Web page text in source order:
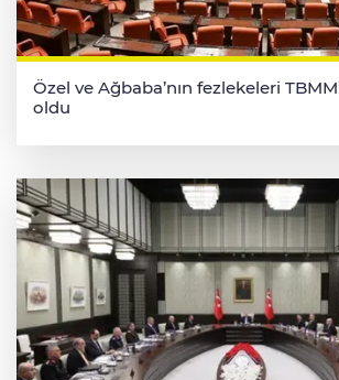
Özel ve Ağbaba’nın fezlekeleri
oldu